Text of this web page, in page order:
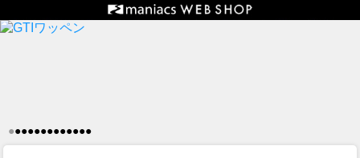
●●●●●●●●●●●●●